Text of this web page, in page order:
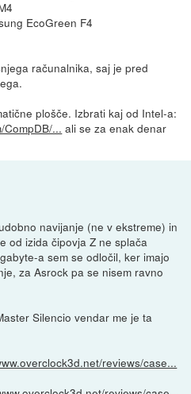
EcoGreen F4
računalnika, saj je pred
plošče. Izbrati kaj od Intel-a:
... ali se za enak denar
navijanje (ne v ekstreme) in
od izida čipovja Z ne splača
a sem se odločil, ker imajo
za Asrock pa se nisem ravno
Silencio vendar me je ta
reviews/case...